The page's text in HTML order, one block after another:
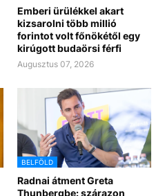
Emberi ürülékkel akart
kizsarolni több millió
forintot volt főnökétől egy
kirúgott budaörsi férfi
Augusztus 07, 2026
BELFÖLD
Radnai átment Greta
Thunbergbe: szárazon